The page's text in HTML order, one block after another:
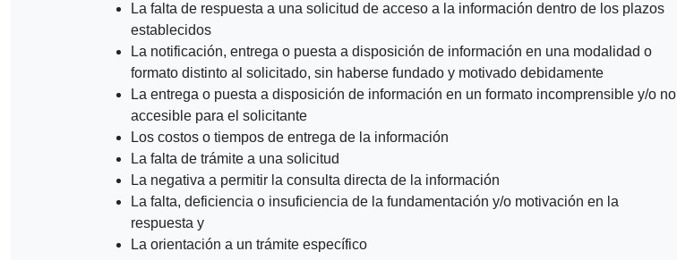
La falta de respuesta a una solicitud de acceso a la información dentro de los plazos
establecidos
La notificación, entrega o puesta a disposición de información en una modalidad o
formato distinto al solicitado, sin haberse fundado y motivado debidamente
La entrega o puesta a disposición de información en un formato incomprensible y/o no
accesible para el solicitante
Los costos o tiempos de entrega de la información
La falta de trámite a una solicitud
La negativa a permitir la consulta directa de la información
La falta, deficiencia o insuficiencia de la fundamentación y/o motivación en la
respuesta y
La orientación a un trámite específico